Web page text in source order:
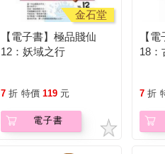
金石堂
【電子書】極品賤仙
12：妖域之行
7 折 特價 119 元
電子書
【
18：
7 折